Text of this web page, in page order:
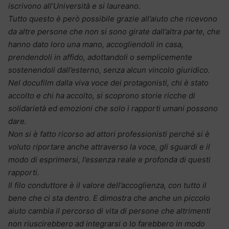
iscrivono all’Università e si laureano.
Tutto questo è però possibile grazie all’aiuto che ricevono
da altre persone che non si sono girate dall’altra parte, che
hanno dato loro una mano, accogliendoli in casa,
prendendoli in affido, adottandoli o semplicemente
sostenendoli dall’esterno, senza alcun vincolo giuridico.
Nel docufilm dalla viva voce dei protagonisti, chi è stato
accolto e chi ha accolto, si scoprono storie ricche di
solidarietà ed emozioni che solo i rapporti umani possono
dare.
Non si è fatto ricorso ad attori professionisti perché si è
voluto riportare anche attraverso la voce, gli sguardi e il
modo di esprimersi, l’essenza reale e profonda di questi
rapporti.
Il filo conduttore è il valore dell’accoglienza, con tutto il
bene che ci sta dentro. E dimostra che anche un piccolo
aiuto cambia il percorso di vita di persone che altrimenti
non riuscirebbero ad integrarsi o lo farebbero in modo